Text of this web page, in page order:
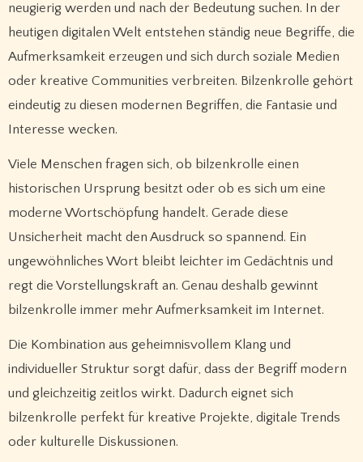
neugierig werden und nach der Bedeutung suchen. In der
heutigen digitalen Welt entstehen ständig neue Begriffe, die
Aufmerksamkeit erzeugen und sich durch soziale Medien
oder kreative Communities verbreiten. Bilzenkrolle gehört
eindeutig zu diesen modernen Begriffen, die Fantasie und
Interesse wecken.
Viele Menschen fragen sich, ob bilzenkrolle einen
historischen Ursprung besitzt oder ob es sich um eine
moderne Wortschöpfung handelt. Gerade diese
Unsicherheit macht den Ausdruck so spannend. Ein
ungewöhnliches Wort bleibt leichter im Gedächtnis und
regt die Vorstellungskraft an. Genau deshalb gewinnt
bilzenkrolle immer mehr Aufmerksamkeit im Internet.
Die Kombination aus geheimnisvollem Klang und
individueller Struktur sorgt dafür, dass der Begriff modern
und gleichzeitig zeitlos wirkt. Dadurch eignet sich
bilzenkrolle perfekt für kreative Projekte, digitale Trends
oder kulturelle Diskussionen.